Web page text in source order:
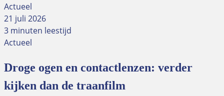
Actueel
21 juli 2026
3 minuten leestijd
Actueel
Droge ogen en contactlenzen: verder
kijken dan de traanfilm